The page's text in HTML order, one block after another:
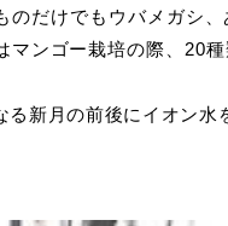
のだけでもウバメガシ
マンゴー栽培の際、20
る新月の前後にイオン水